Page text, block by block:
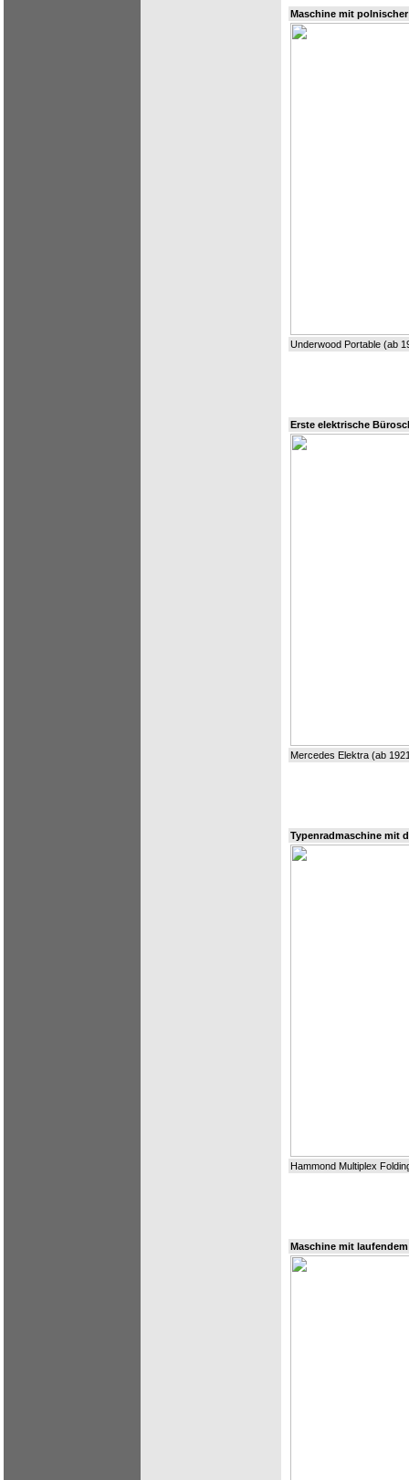
Maschine mit
Underwood Portable (ab
Erste elektrische
Mercedes Elektra (ab
Typenradmaschine mit
Hammond Multiplex
Maschine mit